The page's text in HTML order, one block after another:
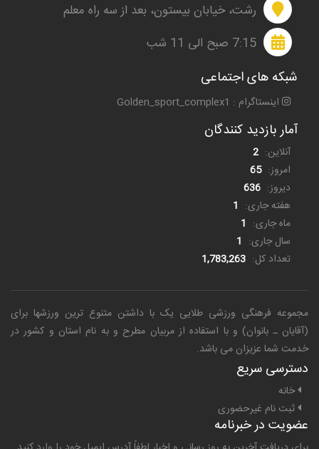
رشت، خیابان بیستون، بعد از سه راه معلم
7:15 صبح الی 11 شب
شبکه های اجتماعی
اینستاگرام : Golden_sport_complex1
آمار بازدید کنندگان
آنلاین: 2
امروز: 65
دیروز: 636
هفته جاری: 1
ماه جاری: 1
سال جاری: 1
تعداد کل: 1,783,263
مجموعه فرهنگی ورزشی طلایی یک با داشتن متنوع ترین ورزشها برای
(آقایان ـ بانوان) و با استفاده از مربیان مطرح و به نام استان و کشور در
خدمت شما عزیزان می باشد.
دسترسی سریع
خانه
ثبت نام غیرحضوری
عضویت در خبرنامه